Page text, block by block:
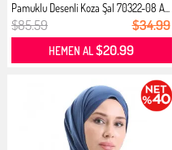
Pamuklu Desenli Koza Şal 70322-08 A...
$85.59 $34.99
HEMEN AL$20.99